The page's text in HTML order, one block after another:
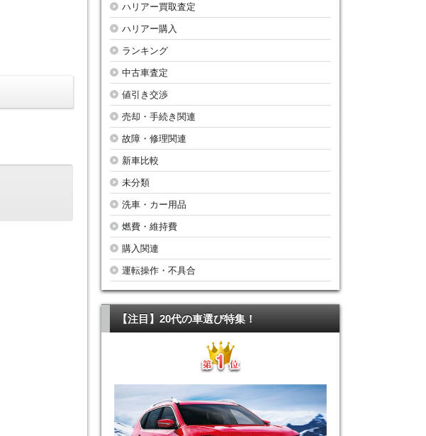
ハリアー買取査定
ハリアー購入
ランキング
中古車査定
値引き交渉
売却・手続き関連
故障・修理関連
新車比較
未分類
洗車・カー用品
燃費・維持費
購入関連
運転操作・不具合
【注目】20代の車選び特集！